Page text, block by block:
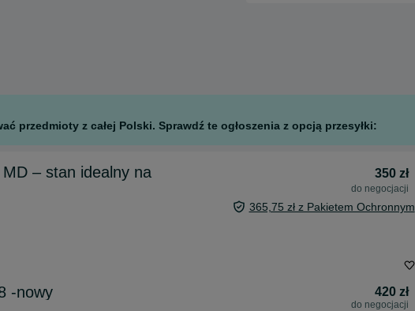
przedmioty z całej Polski. Sprawdź te ogłoszenia z opcją przesyłki:
– stan idealny na
350 zł
do negocjacji
365,75 zł z Pakietem Ochronnym
-nowy 420 zł
do negocjacji